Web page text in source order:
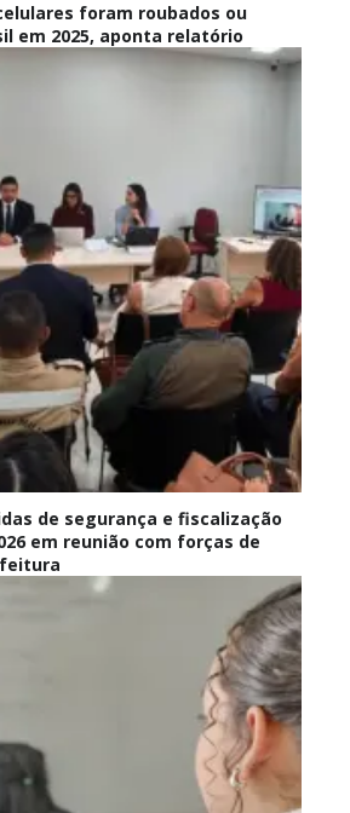
foram roubados ou
em 2025, aponta relatório
de segurança e fiscalização
em reunião com forças de